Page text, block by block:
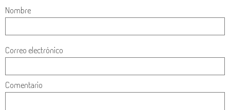
Nombre
Correo electrónico
Comentario